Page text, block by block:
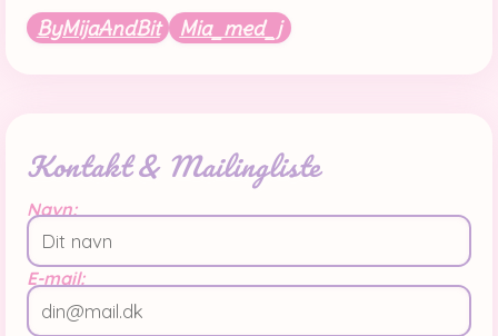
ByMijaAndBit Mia_med_j
Kontakt & Mailingliste
Navn:
E-mail: